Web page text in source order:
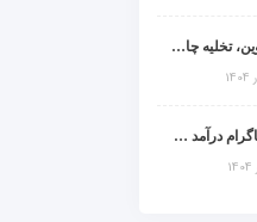
لوله بازکنی قزوین، تخلیه چاه و خدمات تخصصی لوله‌کشی و تشخیص ترکیدگی
آیا پیجهای اینستاگرام درآمد دارند؟ راز موفقیت با استراتژی هوشمندانه